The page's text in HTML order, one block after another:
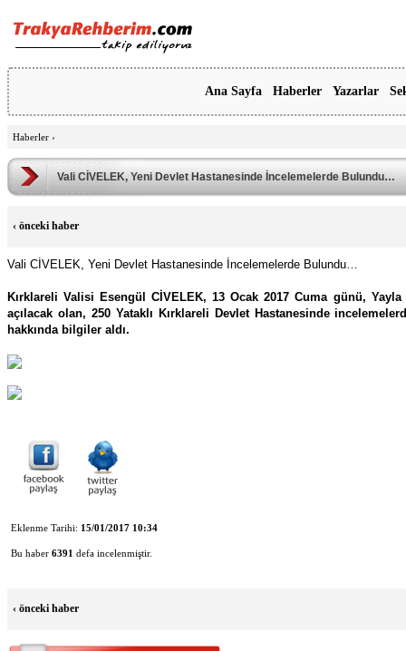
Ana Sayfa Haberler Yazarlar
Haberler ›
Vali CİVELEK, Yeni Devlet Hastanesinde İncelemelerde Bulundu…
‹ önceki haber
Vali CİVELEK, Yeni Devlet Hastanesinde İncelemelerde Bulundu…
Kırklareli Valisi Esengül CİVELEK, 13 Ocak 2017 Cuma günü,
açılacak olan, 250 Yataklı Kırklareli Devlet Hastanesinde
hakkında bilgiler aldı.
Eklenme Tarihi: 15/01/2017 10:34
Bu haber 6391 defa incelenmiştir.
‹ önceki haber